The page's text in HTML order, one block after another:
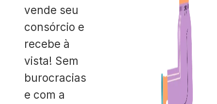
vende seu
consórcio e
recebe à
vista! Sem
burocracias
e com a